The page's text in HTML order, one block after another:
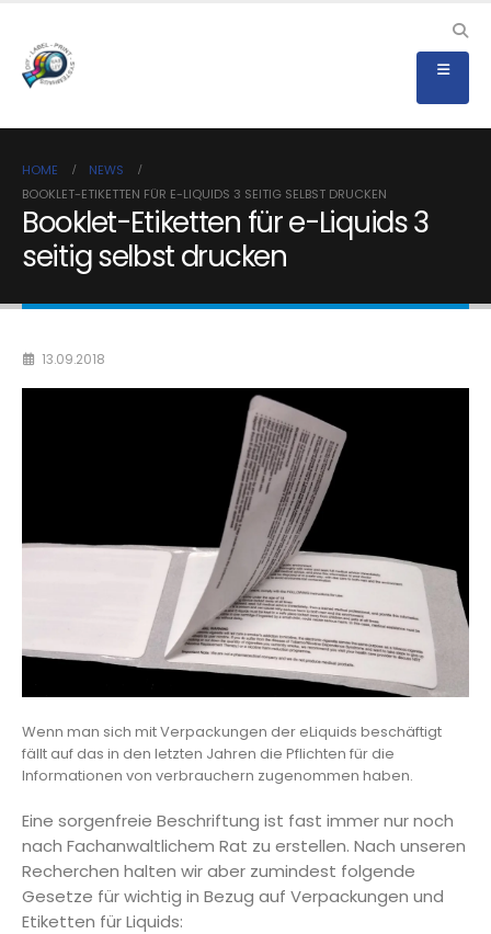
HOME
NEWS
BOOKLET-ETIKETTEN FÜR E-LIQUIDS 3 SEITIG SELBST DRUCKEN
Booklet-Etiketten für e-Liquids 3
seitig selbst drucken
13.09.2018
Wenn man sich mit Verpackungen der eLiquids beschäftigt
fällt auf das in den letzten Jahren die Pflichten für die
Informationen von verbrauchern zugenommen haben.
Eine sorgenfreie Beschriftung ist fast immer nur noch
nach Fachanwaltlichem Rat zu erstellen. Nach unseren
Recherchen halten wir aber zumindest folgende
Gesetze für wichtig in Bezug auf Verpackungen und
Etiketten für Liquids: